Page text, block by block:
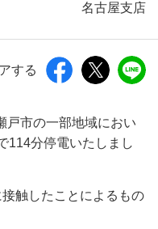
名古屋支店
する
戸市の一部地域におい
114分停電いたしまし
触したことによるもの